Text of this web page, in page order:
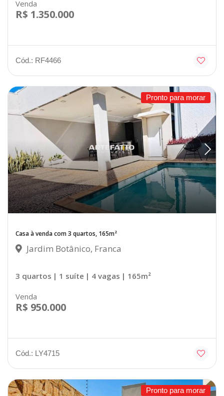
Venda
R$ 1.350.000
Cód.: RF4466
Pronto para morar
Casa à venda com 3 quartos, 165m²
Jardim Botânico, Franca
3 quartos | 1 suíte | 4 vagas | 165m²
Venda
R$ 950.000
Cód.: LY4715
Pronto para morar